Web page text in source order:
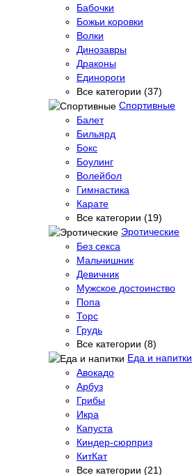
Бабочки
Божьи коровки
Волки
Динозавры
Драконы
Единороги
Все категории (37)
Спортивные
Балет
Бильярд
Бокс
Боулинг
Волейбол
Гимнастика
Карате
Все категории (19)
Эротические
Без секса
Мальчишник
Девичник
Мужское достоинство
Попа
Торс
Грудь
Все категории (8)
Еда и напитки
Авокадо
Арбуз
Грибы
Икра
Капуста
Киндер-сюрприз
КитКат
Все категории (21)